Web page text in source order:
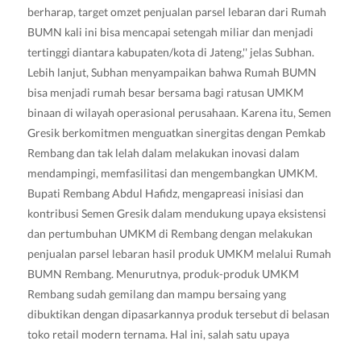
berharap, target omzet penjualan parsel lebaran dari Rumah
BUMN kali ini bisa mencapai setengah miliar dan menjadi
tertinggi diantara kabupaten/kota di Jateng,'' jelas Subhan.
Lebih lanjut, Subhan menyampaikan bahwa Rumah BUMN
bisa menjadi rumah besar bersama bagi ratusan UMKM
binaan di wilayah operasional perusahaan. Karena itu, Semen
Gresik berkomitmen menguatkan sinergitas dengan Pemkab
Rembang dan tak lelah dalam melakukan inovasi dalam
mendampingi, memfasilitasi dan mengembangkan UMKM.
Bupati Rembang Abdul Hafidz, mengapreasi inisiasi dan
kontribusi Semen Gresik dalam mendukung upaya eksistensi
dan pertumbuhan UMKM di Rembang dengan melakukan
penjualan parsel lebaran hasil produk UMKM melalui Rumah
BUMN Rembang. Menurutnya, produk-produk UMKM
Rembang sudah gemilang dan mampu bersaing yang
dibuktikan dengan dipasarkannya produk tersebut di belasan
toko retail modern ternama. Hal ini, salah satu upaya